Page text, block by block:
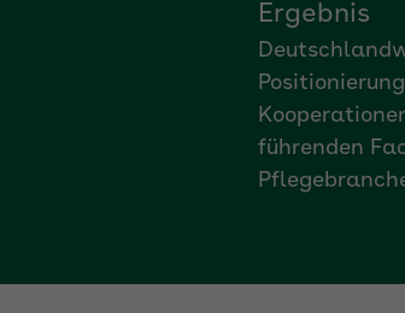
Ergebnis
führenden